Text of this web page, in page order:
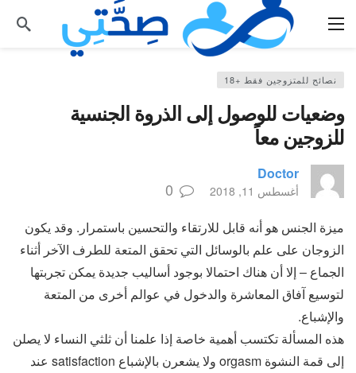
نصائح للمتزوجين فقط +18
وضعيات للوصول إلى الذروة الجنسية
للزوجين معاً
Doctor
أغسطس 11, 2018 0
ميزة الجنس هو أنه قابل للارتقاء والتحسين باستمرار. وقد يكون
الزوجان على علم بالوسائل التي تحقق المتعة للطرف الآخر أثناء
الجماع – إلا أن هناك احتمالا بوجود أساليب جديدة يمكن تجربتها
لتوسيع آفاق المعاشرة والدخول في عوالم أخرى من المتعة
والإشباع.
هذه المسألة تكتسب أهمية خاصة إذا علمنا أن ثلثي النساء لا يصلن
إلى قمة النشوة orgasm ولا يشعرن بالإشباع satisfaction عند